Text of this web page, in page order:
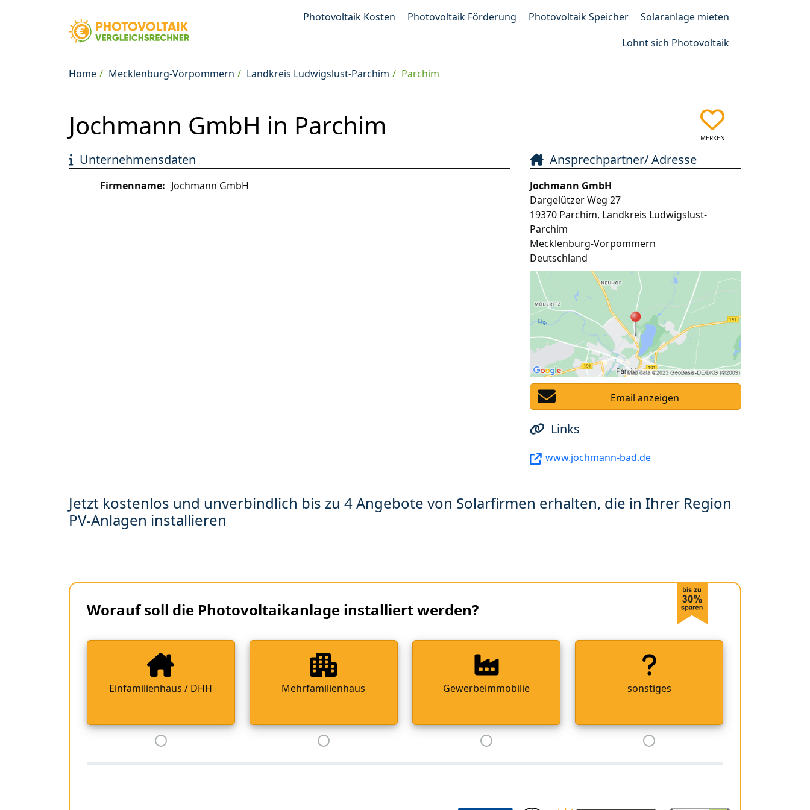
Photovoltaik Kosten Photovoltaik Förderung Photovoltaik Speicher
Solaranlage mieten
Lohnt sich Photovoltaik
Home Mecklenburg-Vorpommern Landkreis Ludwigslust-Parchim Parchim
Jochmann GmbH in Parchim MERKEN
Unternehmensdaten
Firmenname: Jochmann GmbH
Ansprechpartner/ Adresse
Jochmann GmbH
Dargelützer Weg 27
19370 Parchim, Landkreis Ludwigslust-
Parchim
Mecklenburg-Vorpommern
Deutschland
Email anzeigen
Links
www.jochmann-bad.de
Jetzt kostenlos und unverbindlich bis zu 4 Angebote von Solarfirmen erhalten, die in Ihrer Region
PV-Anlagen installieren
Worauf soll die Photovoltaikanlage installiert werden?
Einfamilienhaus / DHH Mehrfamilienhaus Gewerbeimmobilie sonstiges